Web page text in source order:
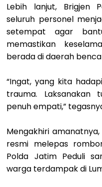
Lebih lanjut, Brigjen
seluruh personel
setempat agar
memastikan
berada di daerah
“Ingat, yang kita
trauma. Laksanakan
penuh empati,”
Mengakhiri
resmi melepas
Polda Jatim Peduli
warga terdampak di